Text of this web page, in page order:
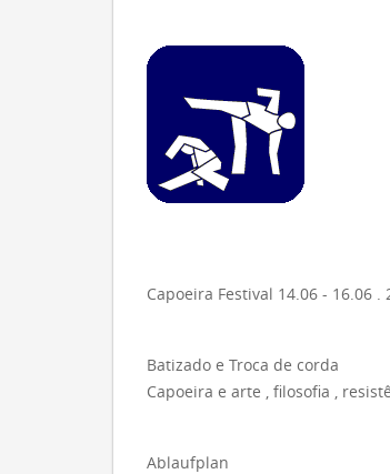
Capoeira Festival 14.06 - 16.06
Batizado e Troca de corda
Capoeira e arte , filosofia ,
Ablaufplan